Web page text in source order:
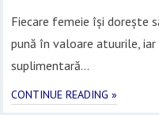
Fiecare femeie își dorește
pună în valoare atuurile,
suplimentară…
CONTINUE READING »